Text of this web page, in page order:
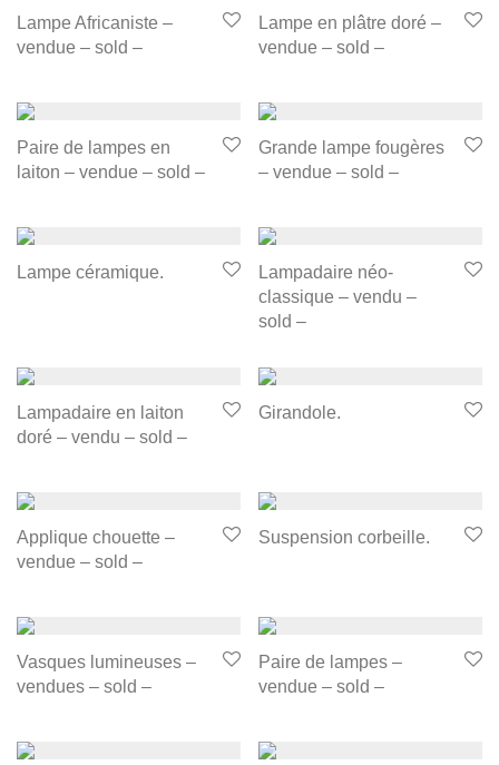
Lampe Africaniste –
vendue – sold –
Lampe en plâtre doré –
vendue – sold –
Paire de lampes en
laiton – vendue – sold –
Grande lampe fougères
– vendue – sold –
Lampe céramique.
Lampadaire néo-
classique – vendu –
sold –
Lampadaire en laiton
doré – vendu – sold –
Girandole.
Applique chouette –
vendue – sold –
Suspension corbeille.
Vasques lumineuses –
vendues – sold –
Paire de lampes –
vendue – sold –